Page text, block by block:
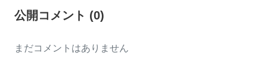
公開コメント (0)
まだコメントはありません